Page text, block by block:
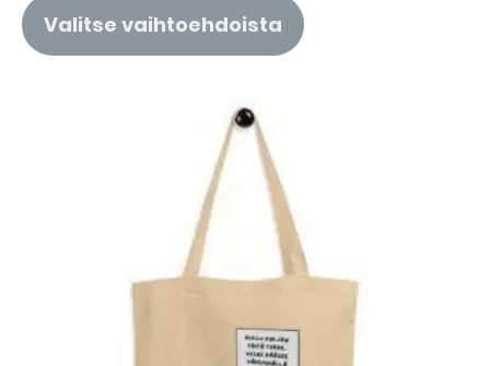
Valitse vaihtoehdoista